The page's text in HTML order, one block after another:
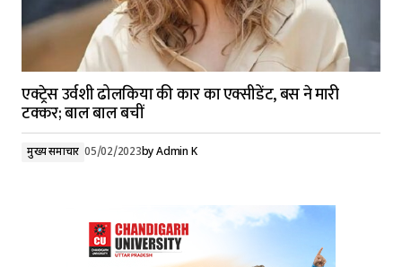
एक्ट्रेस उर्वशी ढोलकिया की कार का एक्सीडेंट, बस ने मारी
टक्कर; बाल बाल बचीं
मुख्य समाचार 05/02/2023byAdmin K